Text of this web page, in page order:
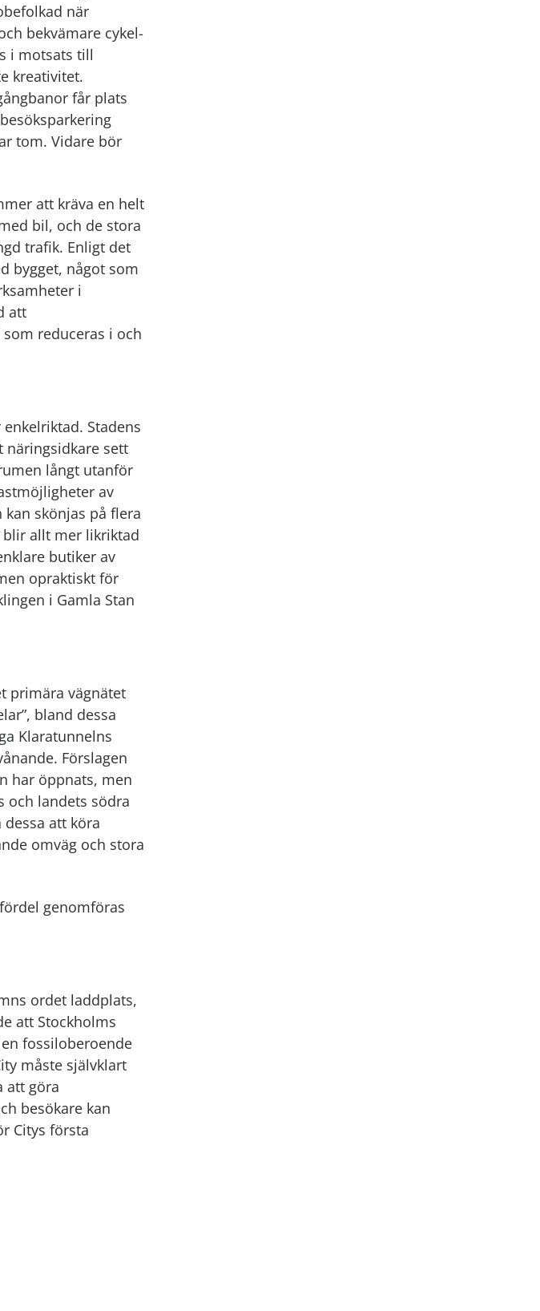
när
bekvämare cykel-
i motsats till
kreativitet.
får plats
tom. Vidare bör
att kräva en helt
bil, och de stora
trafik. Enligt det
bygget, något som
i
att
reduceras i och
Stadens
sett
långt utanför
av
skönjas på flera
blir allt mer likriktad
butiker av
opraktiskt för
i Gamla Stan
primära vägnätet
bland dessa
Klaratunnelns
Förslagen
har öppnats, men
och landets södra
att köra
omväg och stora
genomföras
ordet laddplats,
att Stockholms
fossiloberoende
måste självklart
att göra
besökare kan
Citys första